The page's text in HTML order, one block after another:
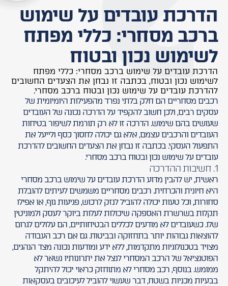
הדרכת עובדים על שימוש
ברכב מסחרי: כללי מפתח
לשימוש נכון ובטוח
הדרכת עובדים על שימוש ברכב מסחרי: כללי מפתח
לשימוש נכון ובטוח, בכתבה זו נבחן את הצעדים החשובים
להדרכת עובדים על שימוש נכון ובטוח ברכב מסחרי.
רכבים מסחריים הם חלק בלתי נפרד מהפעילות היומיומית של
עסקים רבים, ולכן חשוב להקפיד על הדרכה נכונה של העובדים
שעושים בהם שימוש. הדרכה זו לא רק תורמת לשיפור בטיחות
העובדים והרכבים עצמם, אלא גם יכולה לחסוך כסף ולייעל את
התפעול העסקי. בכתבה זו נבחן את הצעדים החשובים להדרכת
עובדים על שימוש נכון ובטוח ברכב מסחרי.
1. חשיבות ההדרכה
ראשית, יש להבין מדוע הדרכת עובדים על שימוש ברכב מסחרי
היא חיונית והכרחית. רכבים מסחריים משמשים לעיתים להובלת
סחורות, וכל טעות יכולה להוביל לנזק לרכוש, פגיעות גוף, או אפילו
תקלות בשרשרת האספקה שיכולות לעלות ביוקר לעסק ולמוניטין
שלו. כשעובדים לא מודעים לכללים הבטיחותיים, הם עלולים לגרום
להוצאות גבוהות יותר בתחזוקה ובביטוח. גם אם רכב העבודה
מצויד בטכנולוגיות מתקדמות, ללא ידע ומודעות נכונה מצד הנהגים,
הפוטנציאל של הרכב המסחרי לנצל את יתרונותיו נשאר לא
ממומש. בנוסף, רכב מסחרי לא מתוחזק כראוי יכול להיתקל
בבעיות מכניות בשטח, דבר שעשוי להוביל לעיכובים בעסקאות